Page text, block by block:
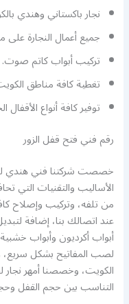
نجار باكستاني وهندي
جميع أعمال النجارة على مدار
تركيب أبواب كاتم صوت.
تغطية كافة مناطق
توفير كافة أنواع
رقم فني فتح قفل الزور
خصصت شركتنا فني هندي
الأساليب والتقنيات التي
من تلفه، وتركيب وإصلاح
عند اتصالك بنا، إضافة
أبواب أكرديون وأبواب
لصب المفاتيح بشكل
الكويت، وخصصنا أمهر
التناسب بين حجم القفل